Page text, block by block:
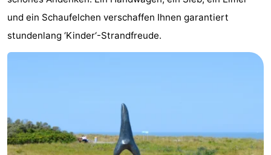
Spielplätze
Bowling
Minigolfplätze
Wellness-
Städte
Sport
und ein Schaufelchen verschaffen Ihnen garantiert
stundenlang ‘Kinder‘-Strandfreude.